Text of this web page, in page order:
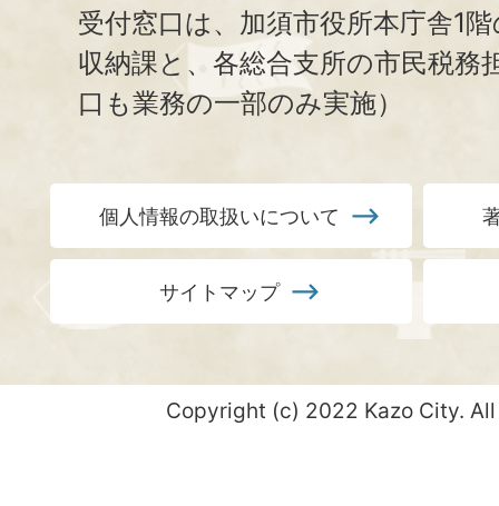
受付窓口は、加須市役所本庁舎1
収納課と、 各総合支所の市民税務
口も業務の一部のみ実施）
個人情報の取扱いについて
サイトマップ
Copyright (c) 2022 Kazo City.